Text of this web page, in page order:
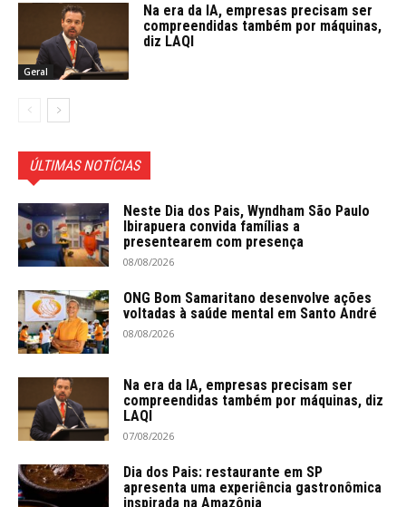
Geral
Na era da IA, empresas precisam ser
compreendidas também por máquinas,
diz LAQI
ÚLTIMAS NOTÍCIAS
Neste Dia dos Pais, Wyndham São Paulo
Ibirapuera convida famílias a
presentearem com presença
08/08/2026
ONG Bom Samaritano desenvolve ações
voltadas à saúde mental em Santo André
08/08/2026
Na era da IA, empresas precisam ser
compreendidas também por máquinas, diz
LAQI
07/08/2026
Dia dos Pais: restaurante em SP
apresenta uma experiência gastronômica
inspirada na Amazônia